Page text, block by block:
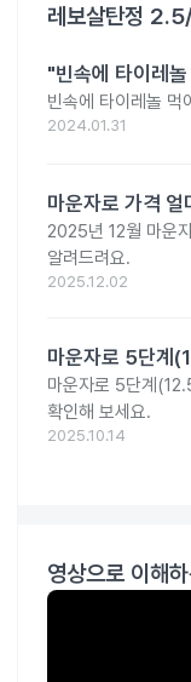
레보살탄정
"빈속에 타이레
빈속에 타이레놀 먹
2024.01.31
마운자로 가격
2025년 12월 마운
알려드려요.
2025.12.02
마운자로 5단계
마운자로 5단계
확인해 보세요.
2025.10.14
영상으로 이해